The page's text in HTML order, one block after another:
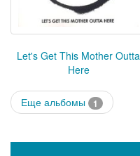
Let's Get This Mother Outta
Here
Еще альбомы 1